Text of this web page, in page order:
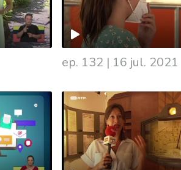
ep. 132 | 16 jul. 2021